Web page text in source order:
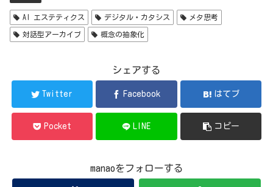
AI エステティクス デジタル・カタシス メタ思考
対話型アーカイブ 概念の抽象化
シェアする
Twitter Facebook はてブ
Pocket LINE コピー
manaoをフォローする